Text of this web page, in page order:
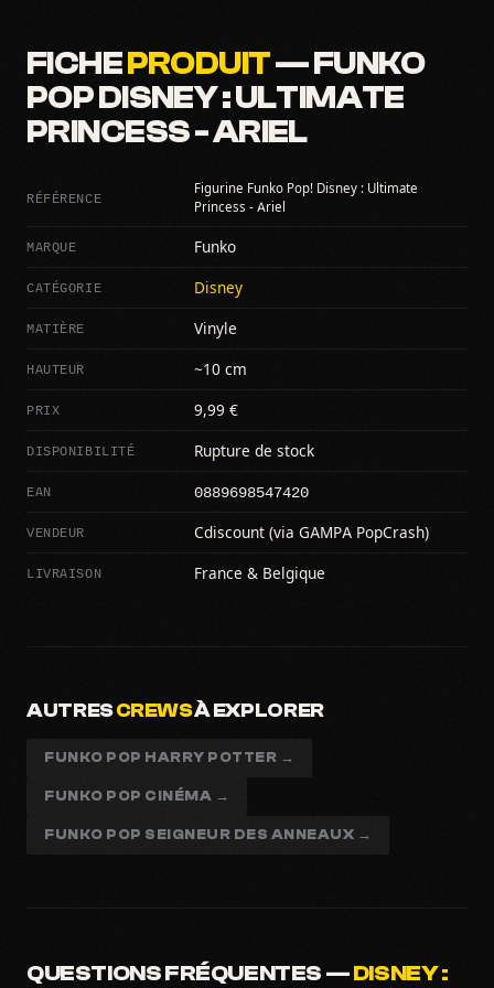
FICHEPRODUIT— FUNKO
POP DISNEY : ULTIMATE
PRINCESS - ARIEL
RÉFÉRENCE
Figurine Funko Pop! Disney : Ultimate
Princess - Ariel
MARQUE Funko
CATÉGORIE Disney
MATIÈRE Vinyle
HAUTEUR ~10 cm
PRIX 9,99 €
DISPONIBILITÉ Rupture de stock
EAN 0889698547420
VENDEUR Cdiscount (via GAMPA PopCrash)
LIVRAISON France & Belgique
AUTRESCREWSÀ EXPLORER
FUNKO POP HARRY POTTER →
FUNKO POP CINÉMA →
FUNKO POP SEIGNEUR DES ANNEAUX →
QUESTIONS FRÉQUENTES —DISNEY :